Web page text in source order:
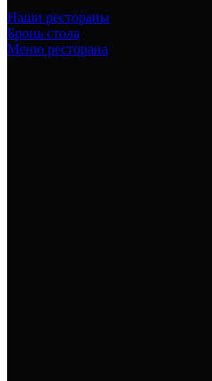
Наши рестораны
Бронь стола
Меню ресторана